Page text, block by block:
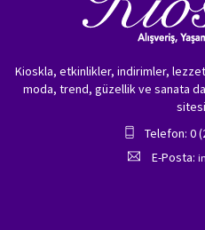
Kioskla, etkinlikler, indirimler,
moda, trend, güzellik ve sanata
Telefon: 0
E-Posta: